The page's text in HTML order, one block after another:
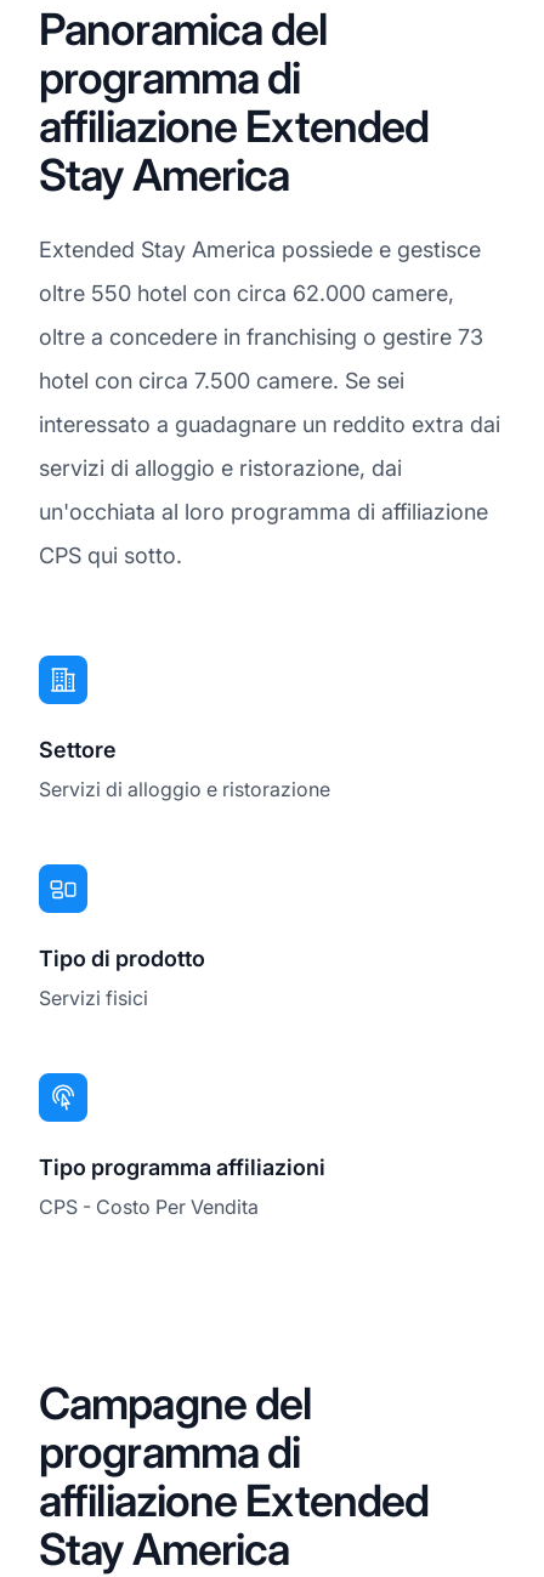
Panoramica del
programma di
affiliazione Extended
Stay America
Extended Stay America possiede e gestisce
oltre 550 hotel con circa 62.000 camere,
oltre a concedere in franchising o gestire 73
hotel con circa 7.500 camere. Se sei
interessato a guadagnare un reddito extra dai
servizi di alloggio e ristorazione, dai
un'occhiata al loro programma di affiliazione
CPS qui sotto.
Settore
Servizi di alloggio e ristorazione
Tipo di prodotto
Servizi fisici
Tipo programma affiliazioni
CPS - Costo Per Vendita
Campagne del
programma di
affiliazione Extended
Stay America